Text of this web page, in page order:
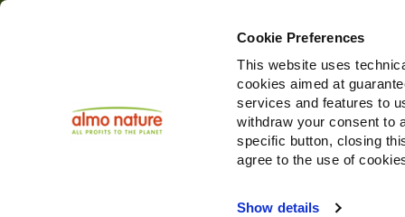
Cookie Preferences
This website uses
cookies aimed at
services and features to
withdraw your consent to
specific button, closing
agree to the use of
Show details